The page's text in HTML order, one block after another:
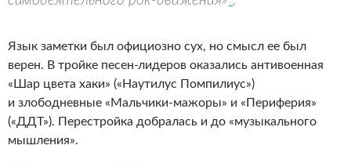
Язык заметки был официозно сух, но смысл ее был
верен. В тройке песен-лидеров оказались антивоенная
«Шар цвета хаки» («Наутилус Помпилиус»)
и злободневные «Мальчики-мажоры» и «Периферия»
(«ДДТ»). Перестройка добралась и до «музыкального
мышления».